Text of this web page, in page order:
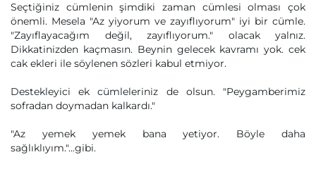
Seçtiğiniz cümlenin şimdiki zaman cümlesi olması çok
önemli. Mesela "Az yiyorum ve zayıflıyorum" iyi bir cümle.
"Zayıflayacağım değil, zayıflıyorum." olacak yalnız.
Dikkatinizden kaçmasın. Beynin gelecek kavramı yok. cek
cak ekleri ile söylenen sözleri kabul etmiyor.
Destekleyici ek cümleleriniz de olsun. "Peygamberimiz
sofradan doymadan kalkardı."
"Az yemek yemek bana yetiyor. Böyle daha
sağlıklıyım."...gibi.